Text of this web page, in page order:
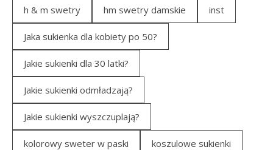
h & m swetry hm swetry damskie inst
Jaka sukienka dla kobiety po 50?
Jakie sukienki dla 30 latki?
Jakie sukienki odmładzają?
Jakie sukienki wyszczuplają?
kolorowy sweter w paski koszulowe sukienki